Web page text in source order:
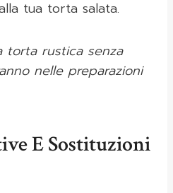
tua torta salata.
torta rustica senza
nelle preparazioni
E Sostituzioni